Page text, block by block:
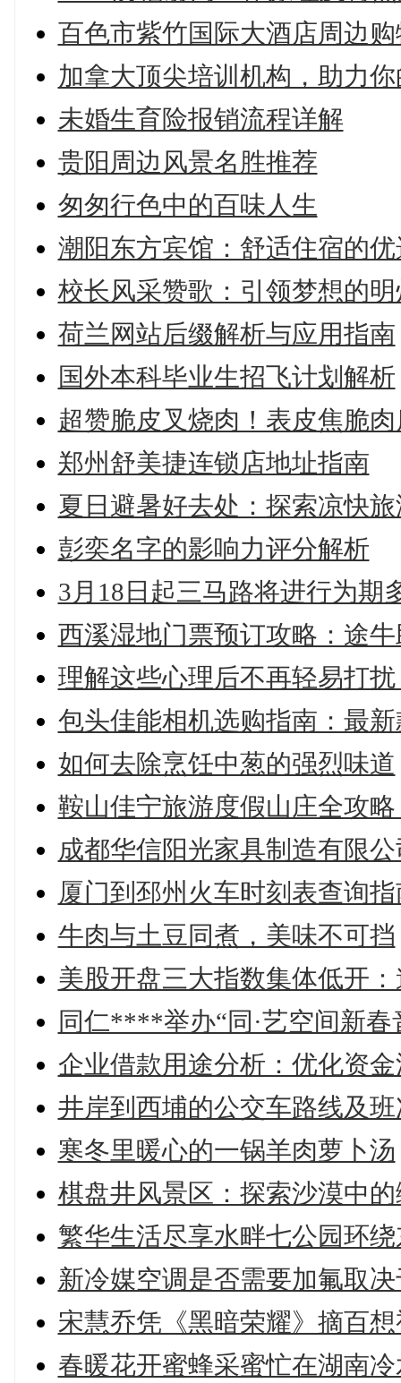
百色市紫竹国际大酒店周边
加拿大顶尖培训机构，助力
未婚生育险报销流程详解
贵阳周边风景名胜推荐
匆匆行色中的百味人生
潮阳东方宾馆：舒适住宿的
校长风采赞歌：引领梦想的明
荷兰网站后缀解析与应用指南
国外本科毕业生招飞计划解析
超赞脆皮叉烧肉！表皮焦脆
郑州舒美捷连锁店地址指南
夏日避暑好去处：探索凉快
彭奕名字的影响力评分解析
3月18日起三马路将进行为期
西溪湿地门票预订攻略：途
理解这些心理后不再轻易打
包头佳能相机选购指南：最
如何去除烹饪中葱的强烈味道
鞍山佳宁旅游度假山庄全攻
成都华信阳光家具制造有限
厦门到邳州火车时刻表查询指
牛肉与土豆同煮，美味不可挡
美股开盘三大指数集体低开
同仁****举办“同·艺空间新春
企业借款用途分析：优化资
井岸到西埔的公交车路线及
寒冬里暖心的一锅羊肉萝卜汤
棋盘井风景区：探索沙漠中
繁华生活尽享水畔七公园环
新冷媒空调是否需要加氟取
宋慧乔凭《黑暗荣耀》摘百
春暖花开蜜蜂采蜜忙在湖南